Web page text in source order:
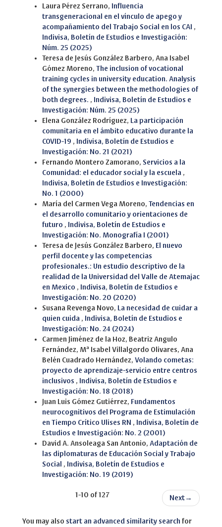
Laura Pérez Serrano, Influencia
transgeneracional en el vínculo de apego y
acompañamiento del Trabajo Social en los CAI ,
Indivisa, Boletín de Estudios e Investigación:
Núm. 25 (2025)
Teresa de Jesús González Barbero, Ana Isabel
Gómez Moreno, The inclusion of vocational
training cycles in university education. Analysis
of the synergies between the methodologies of
both degrees. , Indivisa, Boletín de Estudios e
Investigación: Núm. 25 (2025)
Elena González Rodríguez, La participación
comunitaria en el ámbito educativo durante la
COVID-19 , Indivisa, Boletín de Estudios e
Investigación: No. 21 (2021)
Fernando Montero Zamorano, Servicios a la
Comunidad: el educador social y la escuela ,
Indivisa, Boletín de Estudios e Investigación:
No. 1 (2000)
María del Carmen Vega Moreno, Tendencias en
el desarrollo comunitario y orientaciones de
futuro , Indivisa, Boletín de Estudios e
Investigación: No. Monografía I (2001)
Teresa de Jesús González Barbero, El nuevo
perfil docente y las competencias
profesionales.: Un estudio descriptivo de la
realidad de la Universidad del Valle de Atemajac
en Mexico , Indivisa, Boletín de Estudios e
Investigación: No. 20 (2020)
Susana Revenga Novo, La necesidad de cuidar a
quien cuida , Indivisa, Boletín de Estudios e
Investigación: No. 24 (2024)
Carmen Jiménez de la Hoz, Beatriz Angulo
Fernández, Mª Isabel Villalgordo Olivares, Ana
Belén Cuadrado Hernández, Volando cometas:
proyecto de aprendizaje-servicio entre centros
inclusivos , Indivisa, Boletín de Estudios e
Investigación: No. 18 (2018)
Juan Luis Gómez Gutiérrez, Fundamentos
neurocognitivos del Programa de Estimulación
en Tiempo Crítico Ulises RN , Indivisa, Boletín de
Estudios e Investigación: No. 2 (2001)
David A. Ansoleaga San Antonio, Adaptación de
las diplomaturas de Educación Social y Trabajo
Social , Indivisa, Boletín de Estudios e
Investigación: No. 19 (2019)
1-10 of 127 Next →
You may also start an advanced similarity search for